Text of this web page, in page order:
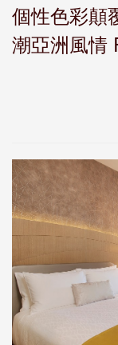
個性色彩顛
潮亞洲風情